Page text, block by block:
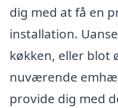
dig med at få en
installation.
køkken, eller blot
nuværende
provide dig med